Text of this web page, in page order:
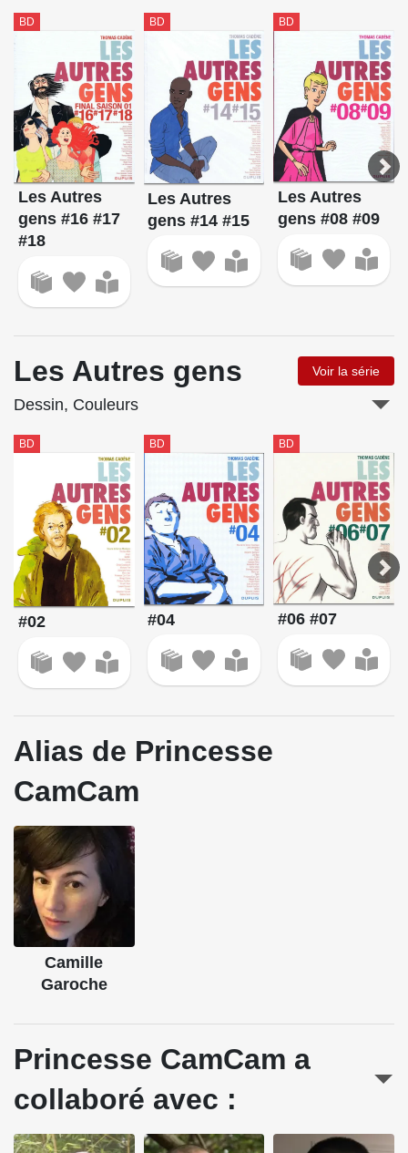
BD
Les Autres
gens #16 #17
#18
BD
Les Autres
gens #14 #15
BD
Les Autres
gens #08 #09
Les Autres gens Voir la série
Dessin, Couleurs
BD
#02
BD
#04
BD
#06 #07
Alias de Princesse
CamCam
Camille
Garoche
Princesse CamCam a
collaboré avec :